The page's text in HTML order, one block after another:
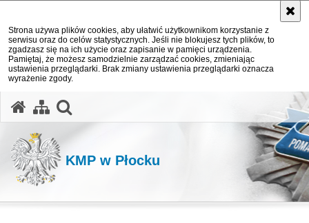
Strona używa plików cookies, aby ułatwić użytkownikom korzystanie z
serwisu oraz do celów statystycznych. Jeśli nie blokujesz tych plików, to
zgadzasz się na ich użycie oraz zapisanie w pamięci urządzenia.
Pamiętaj, że możesz samodzielnie zarządzać cookies, zmieniając
ustawienia przeglądarki. Brak zmiany ustawienia przeglądarki oznacza
wyrażenie zgody.
KMP w Płocku